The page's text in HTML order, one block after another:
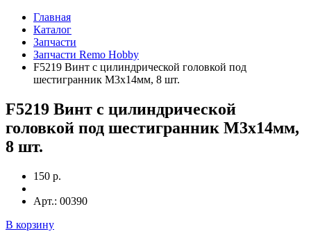
Главная
Каталог
Запчасти
Запчасти Remo Hobby
F5219 Винт с цилиндрической головкой под
шестигранник М3х14мм, 8 шт.
F5219 Винт с цилиндрической
головкой под шестигранник М3х14мм,
8 шт.
150 р.
Арт.: 00390
В корзину